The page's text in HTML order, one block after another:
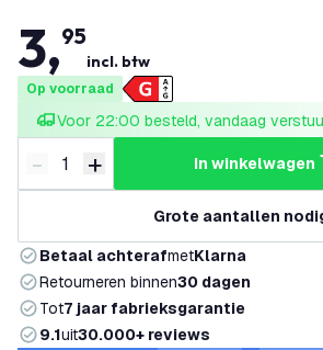
3,95
incl. btw
Op voorraad
Voor 22:00 besteld, vandaag
Verminder hoeveelheid
- Verhoog hoeveelheid
+ in winkelwagen
Grote aantallen
Betaal achterafmetKlarna
Retourneren binnen30 dagen
Tot7 jaar fabrieksgarantie
9.1uit30.000+ reviews